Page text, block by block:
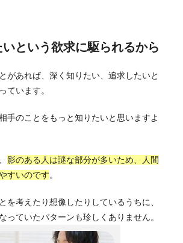
いという欲求に駆られるから
があれば、深く知りたい、追求したいと
ています。
手のことをもっと知りたいと思いますよ
影のある人は謎な部分が多いため、人間
すいのです。
を考えたり想像したりしているうちに、
っていたパターンも珍しくありません。